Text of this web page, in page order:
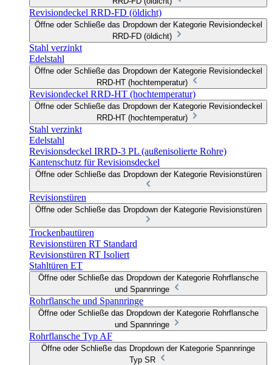
Revisiondeckel RRD-FD (öldicht)
Öffne oder Schließe das Dropdown der Kategorie Revisiondeckel
RRD-FD (öldicht)
Stahl verzinkt
Edelstahl
Öffne oder Schließe das Dropdown der Kategorie Revisiondeckel
RRD-HT (hochtemperatur)
Revisiondeckel RRD-HT (hochtemperatur)
Öffne oder Schließe das Dropdown der Kategorie Revisiondeckel
RRD-HT (hochtemperatur)
Stahl verzinkt
Edelstahl
Revisionsdeckel IRRD-3 PL (außenisolierte Rohre)
Kantenschutz für Revisionsdeckel
Öffne oder Schließe das Dropdown der Kategorie Revisionstüren
Revisionstüren
Öffne oder Schließe das Dropdown der Kategorie Revisionstüren
Trockenbautüren
Revisionstüren RT Standard
Revisionstüren RT Isoliert
Stahltüren ET
Öffne oder Schließe das Dropdown der Kategorie Rohrflansche
und Spannringe
Rohrflansche und Spannringe
Öffne oder Schließe das Dropdown der Kategorie Rohrflansche
und Spannringe
Rohrflansche Typ AF
Öffne oder Schließe das Dropdown der Kategorie Spannringe
Typ SR